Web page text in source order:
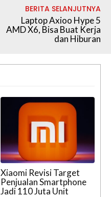
BERITA SELANJUTNYA
Laptop Axioo Hype 5
AMD X6, Bisa Buat Kerja
dan Hiburan
Xiaomi Revisi Target
Penjualan Smartphone
Jadi 110 Juta Unit